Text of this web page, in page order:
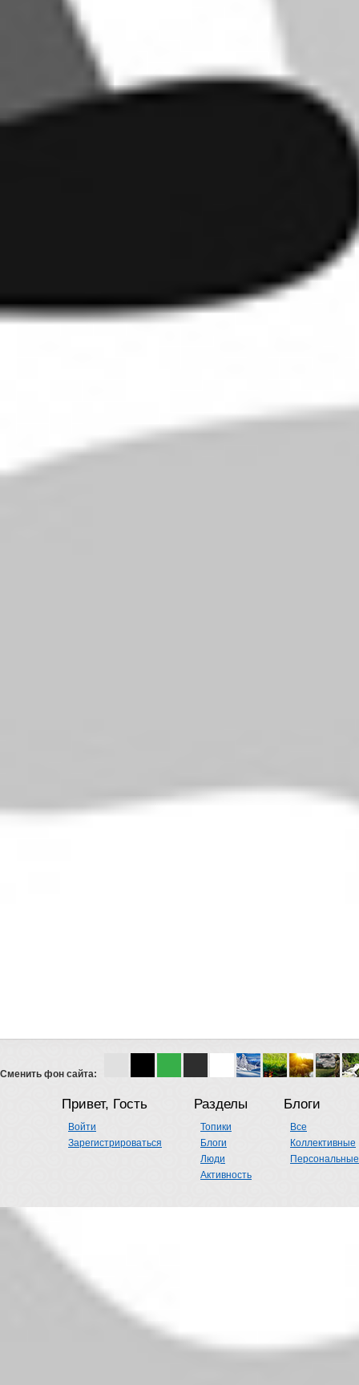
Сменить фон сайта:
Привет, Гость
Войти
Зарегистрироваться
Разделы
Топики
Блоги
Люди
Активность
Блоги
Все
Коллективные
Персональные